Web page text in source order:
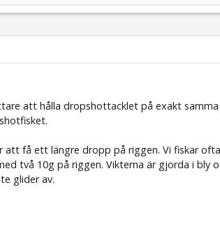
att hålla dropshottacklet på exakt
få ett längre dropp på riggen. Vi fiskar
två 10g på riggen. Vikterna är gjorda i bly
glider av.